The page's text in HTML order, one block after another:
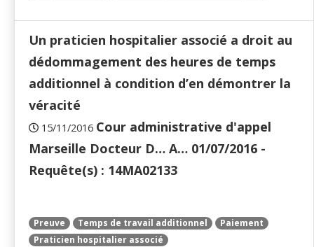
Un praticien hospitalier associé a droit au
dédommagement des heures de temps
additionnel à condition d’en démontrer la
véracité
15/11/2016 Cour administrative d'appel
Marseille Docteur D… A… 01/07/2016 -
Requête(s) : 14MA02133
Preuve Temps de travail additionnel
Paiement
Praticien hospitalier associé